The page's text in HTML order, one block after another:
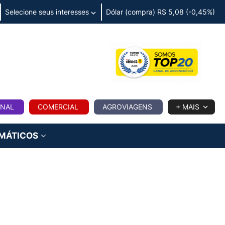
Selecione seus interesses Dólar (compra) R$ 5,08 (-0,45%)
COMERCIAL AGROVIAGENS + MAIS